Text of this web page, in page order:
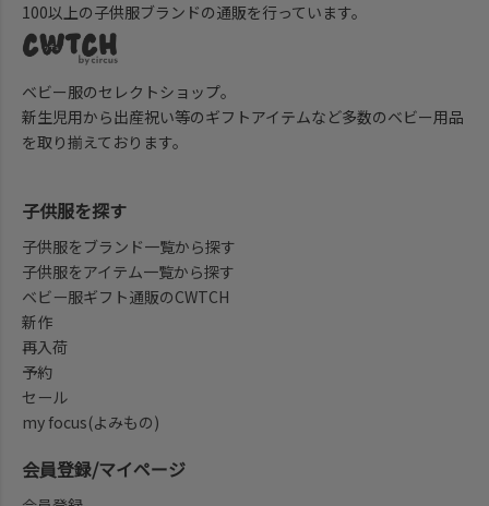
100以上の子供服ブランドの通販を行っています。
ベビー服のセレクトショップ。
新生児用から出産祝い等のギフトアイテムなど多数のベビー用品
を取り揃えております。
子供服を探す
子供服をブランド一覧から探す
子供服をアイテム一覧から探す
ベビー服ギフト通販のCWTCH
新作
再入荷
予約
セール
my focus(よみもの)
会員登録/マイページ